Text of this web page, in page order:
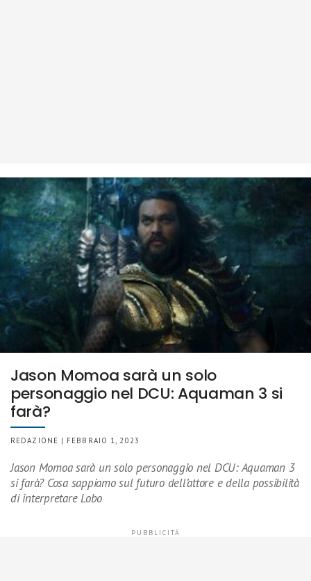
Jason Momoa sarà un solo
personaggio nel DCU: Aquaman 3 si
farà?
REDAZIONE | FEBBRAIO 1, 2023
Jason Momoa sarà un solo personaggio nel DCU: Aquaman 3
si farà? Cosa sappiamo sul futuro dell’attore e della possibilità
di interpretare Lobo